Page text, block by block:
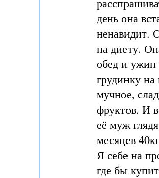
день она
ненавидит.
на диету.
обед и
грудинку
мучное,
фруктов. И
её муж
месяцев
Я себе на
где бы